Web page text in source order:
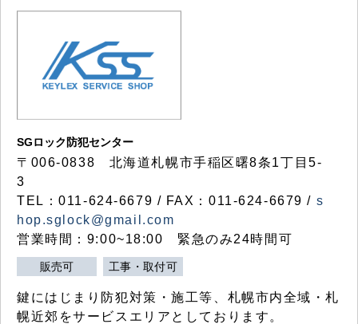
SGロック防犯センター
〒006-0838 北海道札幌市手稲区曙8条1丁目5-
3
TEL：011-624-6679 / FAX：011-624-6679 / s
hop.sglock@gmail.com
営業時間：9:00~18:00 緊急のみ24時間可
販売可 工事・取付可
鍵にはじまり防犯対策・施工等、札幌市内全域・札
幌近郊をサービスエリアとしております。